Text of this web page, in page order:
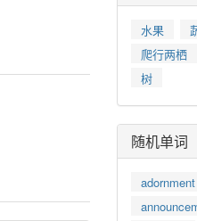
水果
爬行两栖
树
随机单词
adornment